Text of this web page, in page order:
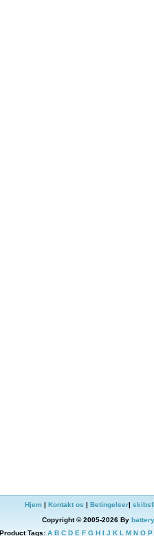
Hjem| Kontakt os Betingelser|
Copyright © 2005-2026 By
Product Tags: A B C D E F G H J K L M N O P